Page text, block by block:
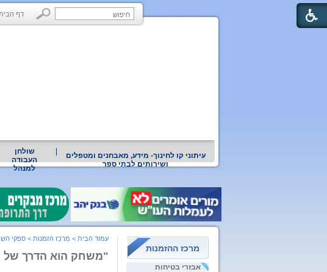
דף
עיתוני קו לחינוך- מידע, מאבחנים ומטפלים
ושירותים לבתי ספר
שולחן
העבודה
למנהל
מרכז ההזמנות
אבזרי בטיחות
עמוד הבית > מרכז הזמנות > ספקי
"משחק הוא הדרך של